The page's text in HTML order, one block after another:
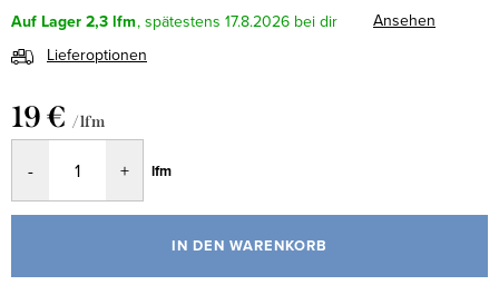
Auf Lager2,3 lfm 17.8.2026
Ansehen
Lieferoptionen
19 € / lfm
lfm
IN DEN WARENKORB